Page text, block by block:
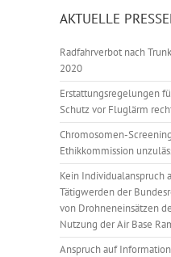
AKTUELLE
Radfahrverbot nach
2020
Erstattungsregelungen
Schutz vor Fluglärm
Chromosomen-
Ethikkommission
Kein Individualanspruch
Tätigwerden der
von Drohneneinsätzen
Nutzung der Air Base
Anspruch auf